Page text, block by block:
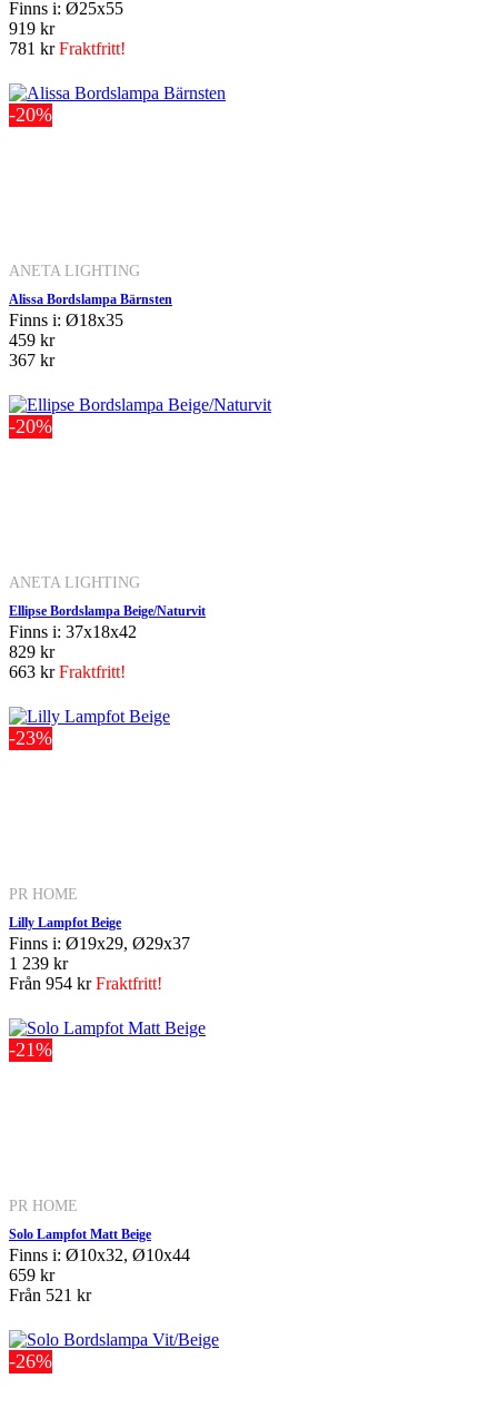
Finns i: Ø25x55
919 kr
781 krFraktfritt!
-20%
ANETA LIGHTING
Alissa Bordslampa Bärnsten
Finns i: Ø18x35
459 kr
367 kr
-20%
ANETA LIGHTING
Ellipse Bordslampa Beige/Naturvit
Finns i: 37x18x42
829 kr
663 krFraktfritt!
-23%
PR HOME
Lilly Lampfot Beige
Finns i: Ø19x29, Ø29x37
1 239 kr
Från 954 krFraktfritt!
-21%
PR HOME
Solo Lampfot Matt Beige
Finns i: Ø10x32, Ø10x44
659 kr
Från 521 kr
-26%